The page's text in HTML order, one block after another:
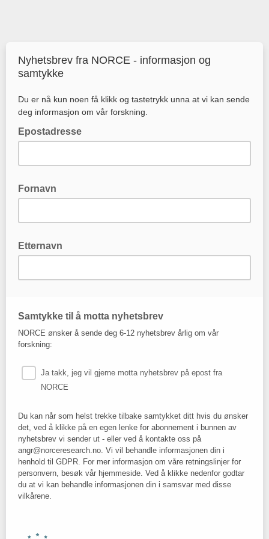
Nyhetsbrev fra NORCE - informasjon og
samtykke
Du er nå kun noen få klikk og tastetrykk unna at vi kan sende
deg informasjon om vår forskning.
Epostadresse
Fornavn
Etternavn
Samtykke til å motta nyhetsbrev
NORCE ønsker å sende deg 6-12 nyhetsbrev årlig om vår
forskning:
Ja takk, jeg vil gjerne motta nyhetsbrev på epost fra
NORCE
Du kan når som helst trekke tilbake samtykket ditt hvis du ønsker
det, ved å klikke på en egen lenke for abonnement i bunnen av
nyhetsbrev vi sender ut - eller ved å kontakte oss på
angr@norceresearch.no. Vi vil behandle informasjonen din i
henhold til GDPR. For mer informasjon om våre retningslinjer for
personvern, besøk vår hjemmeside. Ved å klikke nedenfor godtar
du at vi kan behandle informasjonen din i samsvar med disse
vilkårene.